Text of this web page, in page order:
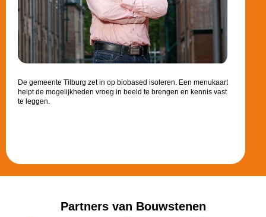
De gemeente Tilburg zet in op biobased isoleren. Een menukaart
helpt de mogelijkheden vroeg in beeld te brengen en kennis vast
te leggen.
Partners van Bouwstenen